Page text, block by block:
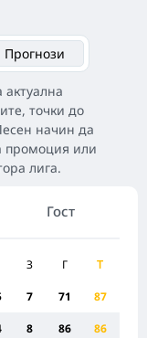
Прогнози
актуална
точки до
начин да
промоция или
лига.
Гост
З Г Т
7 71 87
8 86 86